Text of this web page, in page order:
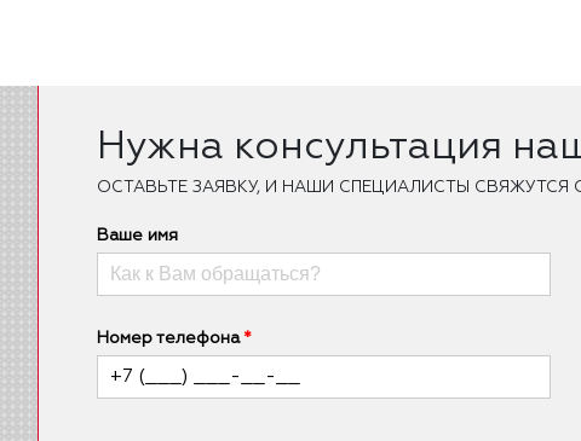
Нужна консультация
ОCТАВЬТЕ ЗАЯВКУ, И НАШИ СПЕЦИАЛИСТЫ
Ваше имя
Номер телефона